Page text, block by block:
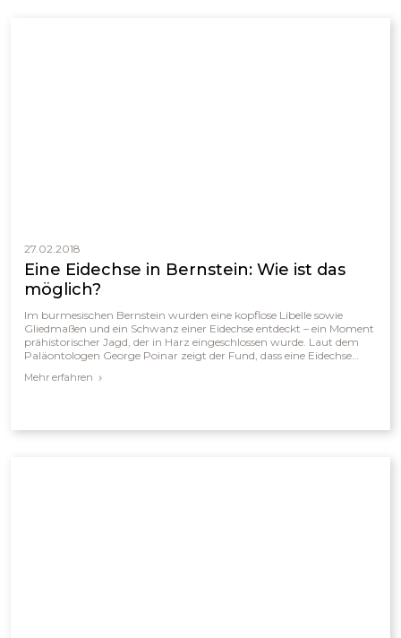
27.02.2018
Eine Eidechse in Bernstein: Wie ist das
möglich?
Im burmesischen Bernstein wurden eine kopflose Libelle sowie
Gliedmaßen und ein Schwanz einer Eidechse entdeckt – ein Moment
prähistorischer Jagd, der in Harz eingeschlossen wurde. Laut dem
Paläontologen George Poinar zeigt der Fund, dass eine Eidechse
gefangen wurden. Diese Entdeckung verdeutlicht, dass sich das
Mehr erfahren